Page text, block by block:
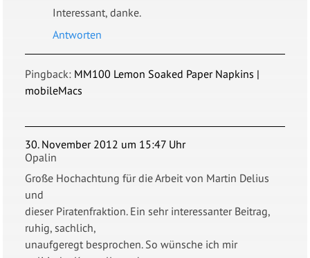
Interessant, danke.
Antworten
Pingback: MM100 Lemon Soaked Paper Napkins |
mobileMacs
30. November 2012 um 15:47 Uhr
Opalin
Große Hochachtung für die Arbeit von Martin Delius
und
dieser Piratenfraktion. Ein sehr interessanter Beitrag,
ruhig, sachlich,
unaufgeregt besprochen. So wünsche ich mir